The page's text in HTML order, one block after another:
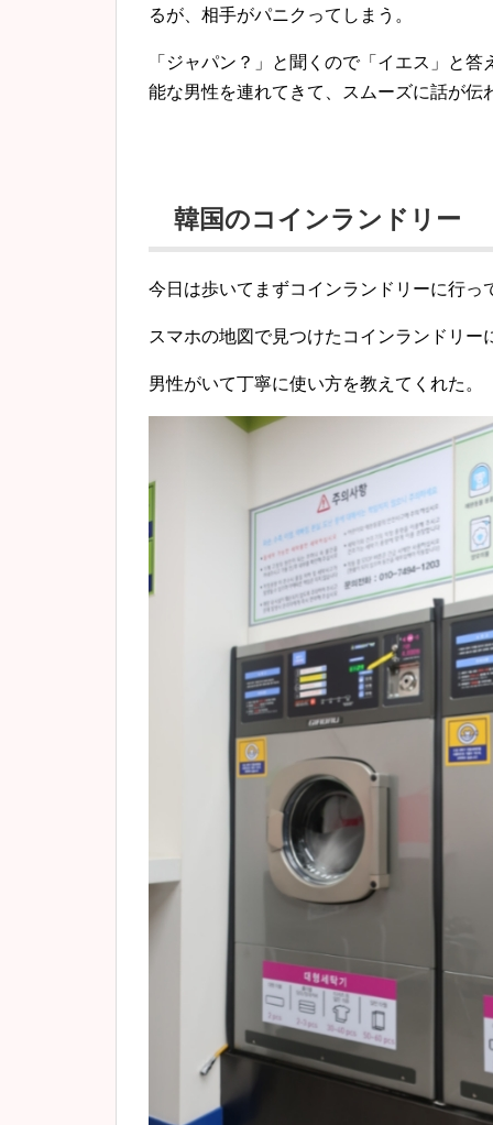
るが、相手がパニクってしまう。
「ジャパン？」と聞くので「イエス」と
能な男性を連れてきて、スムーズに話が伝
韓国のコインランドリー
今日は歩いてまずコインランドリーに行っ
スマホの地図で見つけたコインランドリー
男性がいて丁寧に使い方を教えてくれた。